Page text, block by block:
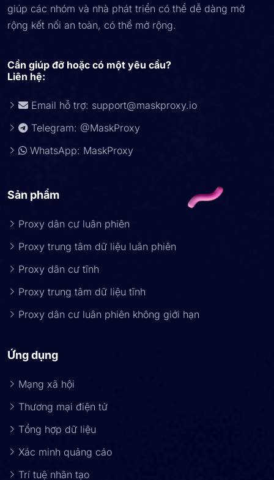
giúp các nhóm và nhà phát triển có thể dễ dàng mở
rộng kết nối an toàn, có thể mở rộng.
Cần giúp đỡ hoặc có một yêu cầu?
Liên hệ:
Email hỗ trợ: support@maskproxy.io
Telegram: @MaskProxy
WhatsApp: MaskProxy
Sản phẩm
Proxy dân cư luân phiên
Proxy trung tâm dữ liệu luân phiên
Proxy dân cư tĩnh
Proxy trung tâm dữ liệu tĩnh
Proxy dân cư luân phiên không giới hạn
Ứng dụng
Mạng xã hội
Thương mại điện tử
Tổng hợp dữ liệu
Xác minh quảng cáo
Trí tuệ nhân tạo